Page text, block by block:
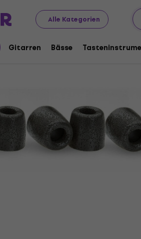
Alle Kategorien
Gitarren Bässe
Kopfhörer Zubehör für Kopfhörer